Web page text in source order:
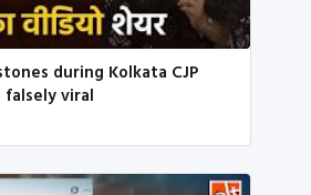
during Kolkata CJP
viral